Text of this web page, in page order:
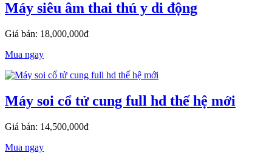
Máy siêu âm thai thú y di động
Giá bán: 18,000,000đ
Mua ngay
Máy soi cổ tử cung full hd thế hệ mới
Giá bán: 14,500,000đ
Mua ngay